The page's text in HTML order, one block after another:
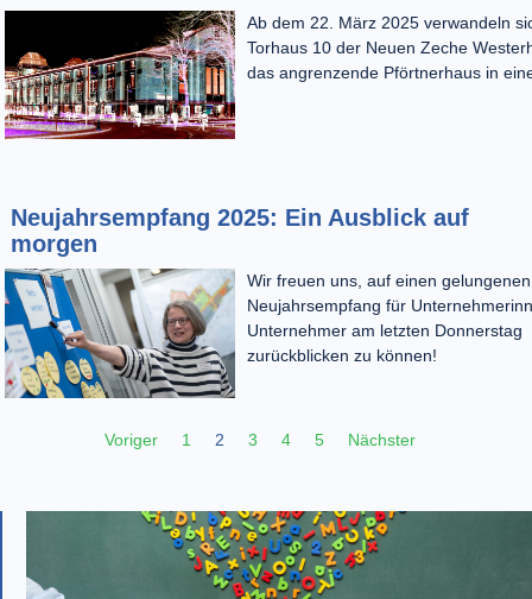
Ab dem 22. März 2025 verwandeln
Torhaus 10 der Neuen Zeche
das angrenzende Pförtnerhaus in
Neujahrsempfang 2025: Ein Ausblick auf
morgen
Wir freuen uns, auf einen gelungenen
Neujahrsempfang für
Unternehmer am letzten Donnerstag
zurückblicken zu können!
Voriger 1 2 3 4 5 Nächster